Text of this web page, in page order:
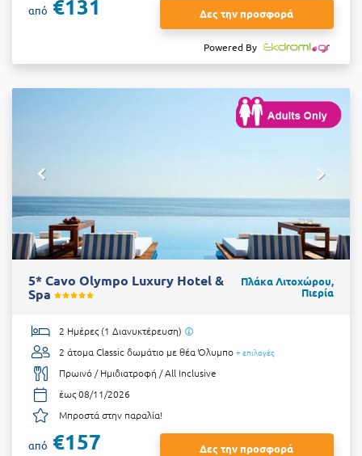
από €131 Δες την προσφορά
Powered By
5* Cavo Olympo Luxury Hotel &
Spa
Πλάκα Λιτοχώρου,
Πιερία
2 Ημέρες (1 Διανυκτέρευση)
2 άτομα Classic δωμάτιο με θέα Όλυμπο + επιλογές
Πρωινό / Ημιδιατροφή / All Inclusive
έως 08/11/2026
Μπροστά στην παραλία!
από €157 Δες την προσφορά